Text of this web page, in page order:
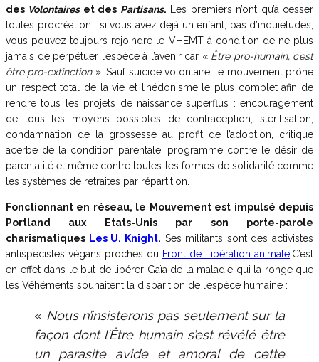
des Volontaireset des Partisans. Les premiers n’ont qu’à cesser
toutes procréation : si vous avez déjà un enfant, pas d’inquiétudes,
vous pouvez toujours rejoindre le VHEMT à condition de ne plus
jamais de perpétuer l’espèce à l’avenir car « Être pro-humain, c’est
être pro-extinction». Sauf suicide volontaire, le mouvement prône
un respect total de la vie et l’hédonisme le plus complet afin de
rendre tous les projets de naissance superflus : encouragement
de tous les moyens possibles de contraception, stérilisation,
condamnation de la grossesse au profit de l’adoption, critique
acerbe de la condition parentale, programme contre le désir de
parentalité et même contre toutes les formes de solidarité comme
les systèmes de retraites par répartition.
Fonctionnant en réseau, le Mouvement est impulsé depuis
Portland aux Etats-Unis par son porte-parole
charismatiques Les U. Knight. Ses militants sont des activistes
antispécistes végans proches du Front de Libération animale .C’est
en effet dans le but de libérer Gaïa de la maladie qui la ronge que
les Véhéments souhaitent la disparition de l’espèce humaine :
« Nous n’insisterons pas seulement sur la
façon dont l’Être humain s’est révélé être
un parasite avide et amoral de cette